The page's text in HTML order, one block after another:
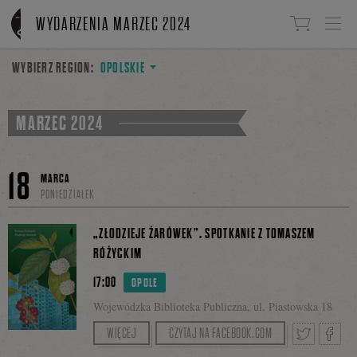
Linki do przejścia
WYDARZENIA MARZEC 2024
WYBIERZ REGION: OPOLSKIE
MARZEC 2024
18
MARCA
PONIEDZIAŁEK
17:00 OPOLE
Wojewódzka Biblioteka Publiczna, ul. Piastowska 18
„ZŁODZIEJE ŻARÓWEK”. SPOTKANIE Z TOMASZEM
RÓŻYCKIM
Moderatorką spotkania: Małgorzata Sobolewska.
WIĘCEJ CZYTAJ NA FACEBOOK.COM